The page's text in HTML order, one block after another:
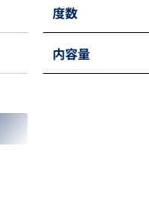
度数
内容量